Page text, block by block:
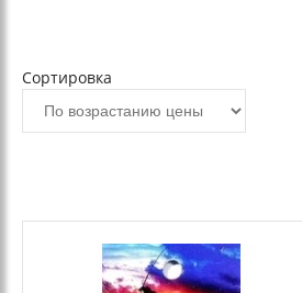
Сортировка